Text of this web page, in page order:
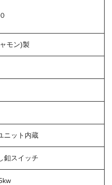
モン)製
ット内蔵
釦スイッチ